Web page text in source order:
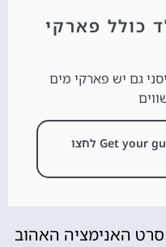
כולל פארקי
גם יש פארקי מים
לפרטים והזמנות דרך Get your guide לחצו
האנימציה האהוב